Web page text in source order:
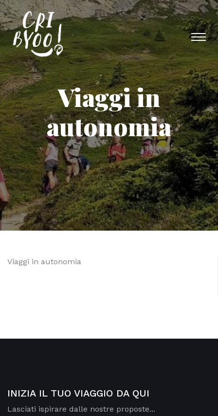
Viaggi in
autonomia
Viaggi in autonomia
INIZIA IL TUO VIAGGIO DA QUI
Lasciati ispirare dalle nostre proposte...